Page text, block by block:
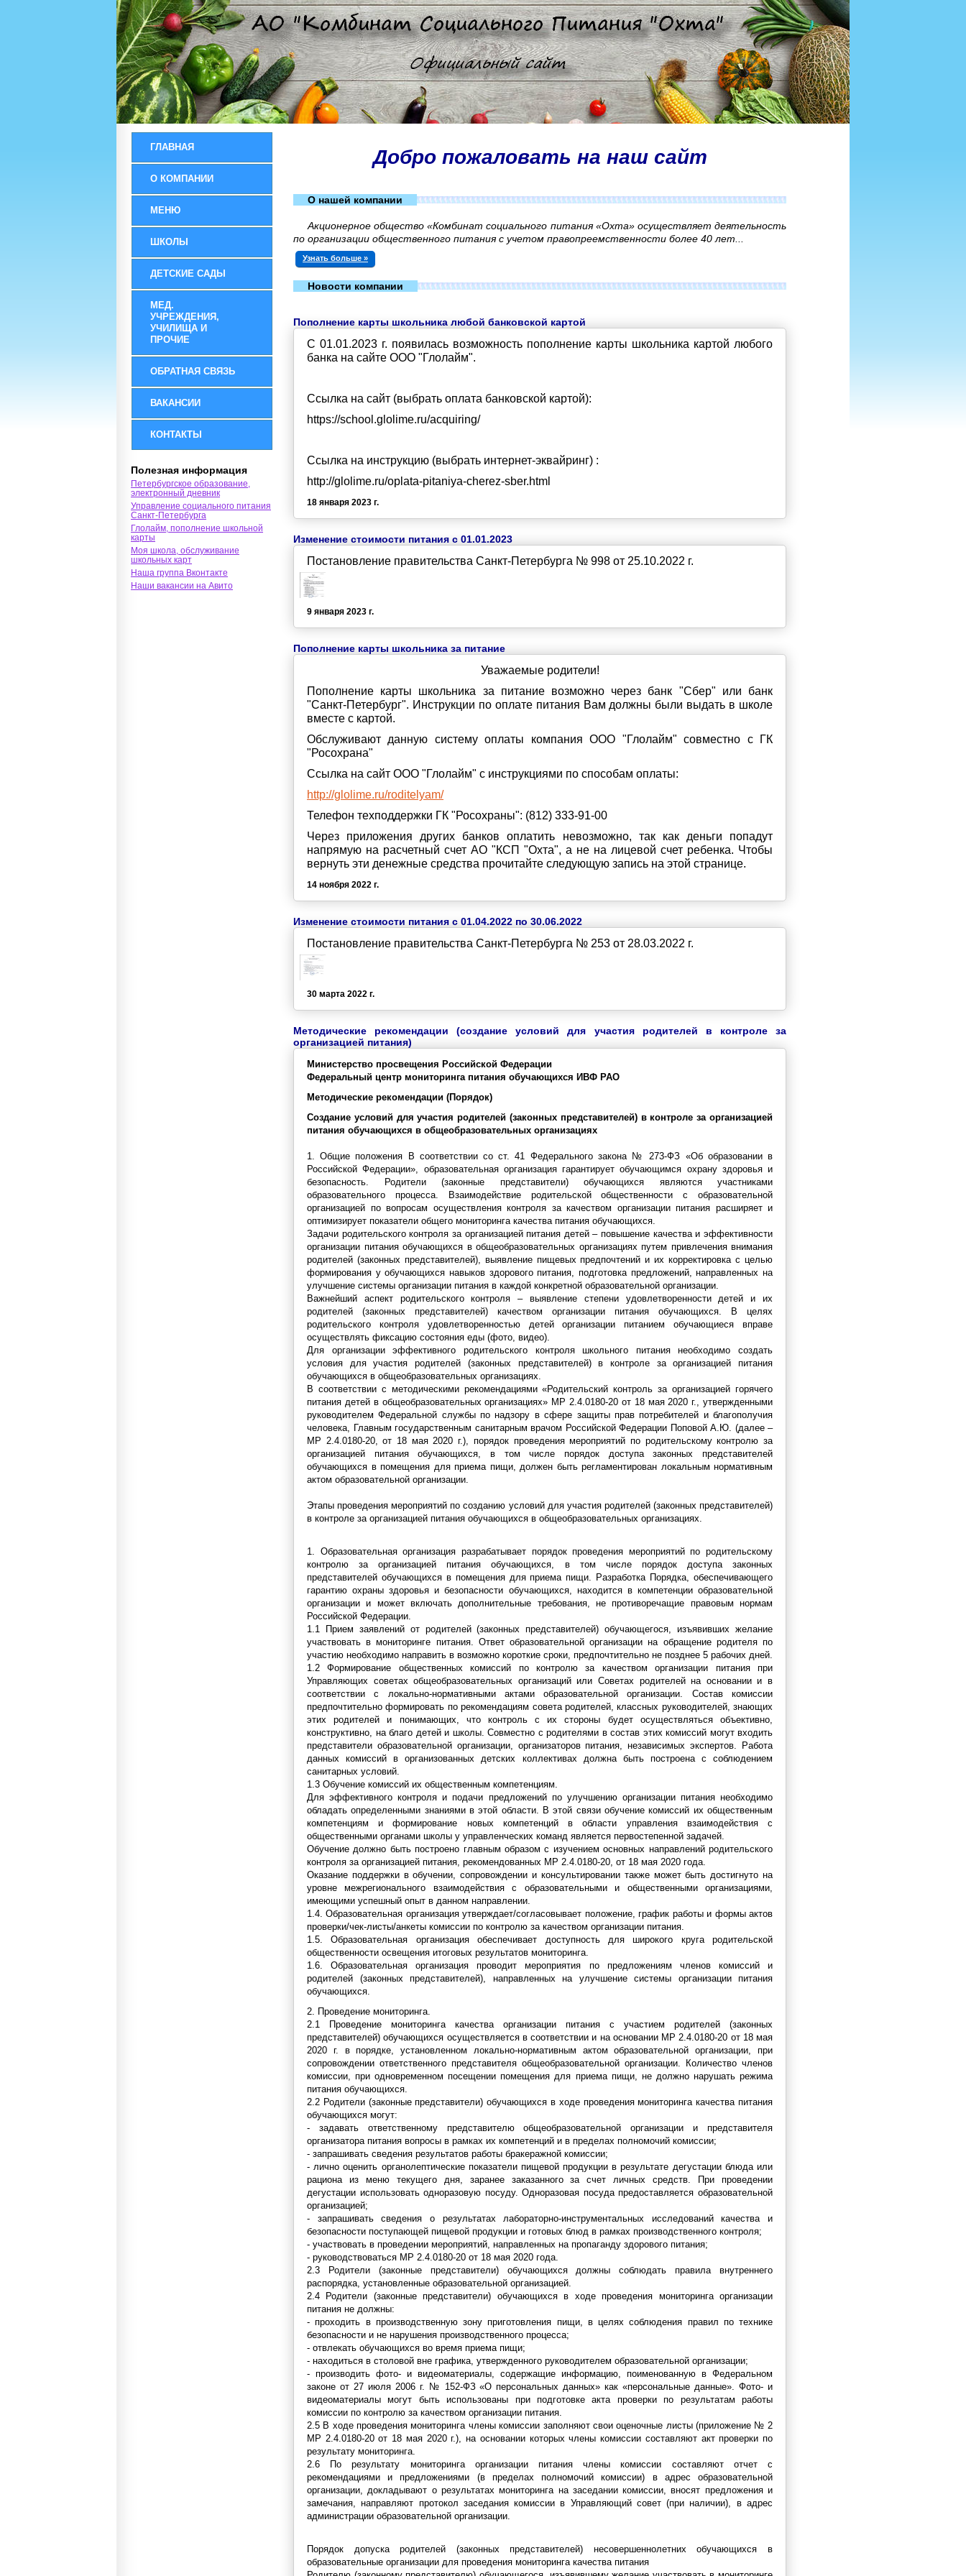
ГЛАВНАЯ
О КОМПАНИИ
МЕНЮ
ШКОЛЫ
ДЕТСКИЕ САДЫ
МЕД.
УЧРЕЖДЕНИЯ,
УЧИЛИЩА И
ПРОЧИЕ
ОБРАТНАЯ СВЯЗЬ
ВАКАНСИИ
КОНТАКТЫ
Полезная информация
Петербургское образование,
электронный дневник
Управление социального питания
Санкт-Петербурга
Глолайм, пополнение школьной
карты
Моя школа, обслуживание
школьных карт
Наша группа Вконтакте
Наши вакансии на Авито
Добро пожаловать на наш сайт
О нашей компании
Акционерное общество «Комбинат социального питания «Охта» осуществляет деятельность
по организации общественного питания с учетом правопреемственности более 40 лет...
Узнать больше »
Новости компании
Пополнение карты школьника любой банковской картой
С 01.01.2023 г. появилась возможность пополнение карты школьника картой любого
банка на сайте ООО "Глолайм".
Ссылка на сайт (выбрать оплата банковской картой):
https://school.glolime.ru/acquiring/
Ссылка на инструкцию (выбрать интернет-эквайринг) :
http://glolime.ru/oplata-pitaniya-cherez-sber.html
18 января 2023 г.
Изменение стоимости питания с 01.01.2023
Постановление правительства Санкт-Петербурга № 998 от 25.10.2022 г.
9 января 2023 г.
Пополнение карты школьника за питание
Уважаемые родители!
Пополнение карты школьника за питание возможно через банк "Сбер" или банк
"Санкт-Петербург". Инструкции по оплате питания Вам должны были выдать в школе
вместе с картой.
Обслуживают данную систему оплаты компания ООО "Глолайм" совместно с ГК
"Росохрана"
Ссылка на сайт ООО "Глолайм" с инструкциями по способам оплаты:
http://glolime.ru/roditelyam/
Телефон техподдержки ГК "Росохраны": (812) 333-91-00
Через приложения других банков оплатить невозможно, так как деньги попадут
напрямую на расчетный счет АО "КСП "Охта", а не на лицевой счет ребенка. Чтобы
вернуть эти денежные средства прочитайте следующую запись на этой странице.
14 ноября 2022 г.
Изменение стоимости питания с 01.04.2022 по 30.06.2022
Постановление правительства Санкт-Петербурга № 253 от 28.03.2022 г.
30 марта 2022 г.
Методические рекомендации (создание условий для участия родителей в контроле за
организацией питания)
Министерство просвещения Российской Федерации
Федеральный центр мониторинга питания обучающихся ИВФ РАО
Методические рекомендации (Порядок)
Создание условий для участия родителей (законных представителей) в контроле за организацией
питания обучающихся в общеобразовательных организациях
1. Общие положения В соответствии со ст. 41 Федерального закона № 273-ФЗ «Об образовании в
Российской Федерации», образовательная организация гарантирует обучающимся охрану здоровья и
безопасность. Родители (законные представители) обучающихся являются участниками
образовательного процесса. Взаимодействие родительской общественности с образовательной
организацией по вопросам осуществления контроля за качеством организации питания расширяет и
оптимизирует показатели общего мониторинга качества питания обучающихся.
Задачи родительского контроля за организацией питания детей – повышение качества и эффективности
организации питания обучающихся в общеобразовательных организациях путем привлечения внимания
родителей (законных представителей), выявление пищевых предпочтений и их корректировка с целью
формирования у обучающихся навыков здорового питания, подготовка предложений, направленных на
улучшение системы организации питания в каждой конкретной образовательной организации.
Важнейший аспект родительского контроля – выявление степени удовлетворенности детей и их
родителей (законных представителей) качеством организации питания обучающихся. В целях
родительского контроля удовлетворенностью детей организации питанием обучающиеся вправе
осуществлять фиксацию состояния еды (фото, видео).
Для организации эффективного родительского контроля школьного питания необходимо создать
условия для участия родителей (законных представителей) в контроле за организацией питания
обучающихся в общеобразовательных организациях.
В соответствии с методическими рекомендациями «Родительский контроль за организацией горячего
питания детей в общеобразовательных организациях» МР 2.4.0180-20 от 18 мая 2020 г., утвержденными
руководителем Федеральной службы по надзору в сфере защиты прав потребителей и благополучия
человека, Главным государственным санитарным врачом Российской Федерации Поповой А.Ю. (далее –
МР 2.4.0180-20, от 18 мая 2020 г.), порядок проведения мероприятий по родительскому контролю за
организацией питания обучающихся, в том числе порядок доступа законных представителей
обучающихся в помещения для приема пищи, должен быть регламентирован локальным нормативным
актом образовательной организации.
Этапы проведения мероприятий по созданию условий для участия родителей (законных представителей)
в контроле за организацией питания обучающихся в общеобразовательных организациях.
1. Образовательная организация разрабатывает порядок проведения мероприятий по родительскому
контролю за организацией питания обучающихся, в том числе порядок доступа законных
представителей обучающихся в помещения для приема пищи. Разработка Порядка, обеспечивающего
гарантию охраны здоровья и безопасности обучающихся, находится в компетенции образовательной
организации и может включать дополнительные требования, не противоречащие правовым нормам
Российской Федерации.
1.1 Прием заявлений от родителей (законных представителей) обучающегося, изъявивших желание
участвовать в мониторинге питания. Ответ образовательной организации на обращение родителя по
участию необходимо направить в возможно короткие сроки, предпочтительно не позднее 5 рабочих дней.
1.2 Формирование общественных комиссий по контролю за качеством организации питания при
Управляющих советах общеобразовательных организаций или Советах родителей на основании и в
соответствии с локально-нормативными актами образовательной организации. Состав комиссии
предпочтительно формировать по рекомендациям совета родителей, классных руководителей, знающих
этих родителей и понимающих, что контроль с их стороны будет осуществляться объективно,
конструктивно, на благо детей и школы. Совместно с родителями в состав этих комиссий могут входить
представители образовательной организации, организаторов питания, независимых экспертов. Работа
данных комиссий в организованных детских коллективах должна быть построена с соблюдением
санитарных условий.
1.3 Обучение комиссий их общественным компетенциям.
Для эффективного контроля и подачи предложений по улучшению организации питания необходимо
обладать определенными знаниями в этой области. В этой связи обучение комиссий их общественным
компетенциям и формирование новых компетенций в области управления взаимодействия с
общественными органами школы у управленческих команд является первостепенной задачей.
Обучение должно быть построено главным образом с изучением основных направлений родительского
контроля за организацией питания, рекомендованных МР 2.4.0180-20, от 18 мая 2020 года.
Оказание поддержки в обучении, сопровождении и консультировании также может быть достигнуто на
уровне межрегионального взаимодействия с образовательными и общественными организациями,
имеющими успешный опыт в данном направлении.
1.4. Образовательная организация утверждает/согласовывает положение, график работы и формы актов
проверки/чек-листы/анкеты комиссии по контролю за качеством организации питания.
1.5. Образовательная организация обеспечивает доступность для широкого круга родительской
общественности освещения итоговых результатов мониторинга.
1.6. Образовательная организация проводит мероприятия по предложениям членов комиссий и
родителей (законных представителей), направленных на улучшение системы организации питания
обучающихся.
2. Проведение мониторинга.
2.1 Проведение мониторинга качества организации питания с участием родителей (законных
представителей) обучающихся осуществляется в соответствии и на основании МР 2.4.0180-20 от 18 мая
2020 г. в порядке, установленном локально-нормативным актом образовательной организации, при
сопровождении ответственного представителя общеобразовательной организации. Количество членов
комиссии, при одновременном посещении помещения для приема пищи, не должно нарушать режима
питания обучающихся.
2.2 Родители (законные представители) обучающихся в ходе проведения мониторинга качества питания
обучающихся могут:
- задавать ответственному представителю общеобразовательной организации и представителя
организатора питания вопросы в рамках их компетенций и в пределах полномочий комиссии;
- запрашивать сведения результатов работы бракеражной комиссии;
- лично оценить органолептические показатели пищевой продукции в результате дегустации блюда или
рациона из меню текущего дня, заранее заказанного за счет личных средств. При проведении
дегустации использовать одноразовую посуду. Одноразовая посуда предоставляется образовательной
организацией;
- запрашивать сведения о результатах лабораторно-инструментальных исследований качества и
безопасности поступающей пищевой продукции и готовых блюд в рамках производственного контроля;
- участвовать в проведении мероприятий, направленных на пропаганду здорового питания;
- руководствоваться МР 2.4.0180-20 от 18 мая 2020 года.
2.3 Родители (законные представители) обучающихся должны соблюдать правила внутреннего
распорядка, установленные образовательной организацией.
2.4 Родители (законные представители) обучающихся в ходе проведения мониторинга организации
питания не должны:
- проходить в производственную зону приготовления пищи, в целях соблюдения правил по технике
безопасности и не нарушения производственного процесса;
- отвлекать обучающихся во время приема пищи;
- находиться в столовой вне графика, утвержденного руководителем образовательной организации;
- производить фото- и видеоматериалы, содержащие информацию, поименованную в Федеральном
законе от 27 июля 2006 г. № 152-ФЗ «О персональных данных» как «персональные данные». Фото- и
видеоматериалы могут быть использованы при подготовке акта проверки по результатам работы
комиссии по контролю за качеством организации питания.
2.5 В ходе проведения мониторинга члены комиссии заполняют свои оценочные листы (приложение № 2
МР 2.4.0180-20 от 18 мая 2020 г.), на основании которых члены комиссии составляют акт проверки по
результату мониторинга.
2.6 По результату мониторинга организации питания члены комиссии составляют отчет с
рекомендациями и предложениями (в пределах полномочий комиссии) в адрес образовательной
организации, докладывают о результатах мониторинга на заседании комиссии, вносят предложения и
замечания, направляют протокол заседания комиссии в Управляющий совет (при наличии), в адрес
администрации образовательной организации.
Порядок допуска родителей (законных представителей) несовершеннолетних обучающихся в
образовательные организации для проведения мониторинга качества питания